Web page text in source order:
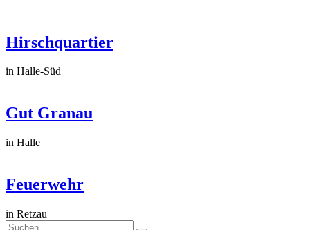
Hirschquartier
in Halle-Süd
Gut Granau
in Halle
Feuerwehr
in Retzau